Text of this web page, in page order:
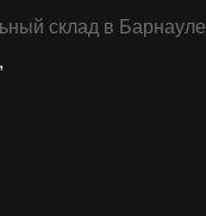
склад в Барнауле